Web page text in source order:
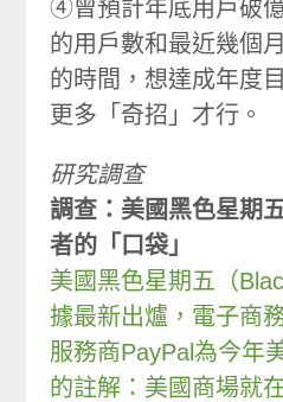
④曾預計年底用戶破
的用戶數和最近幾個
的時間，想達成年度
更多「奇招」才行。
研究調查
調查：美國黑色星期
者的「口袋」
美國黑色星期五（
據最新出爐，電子商
服務商PayPal為今年
的註解：美國商場就